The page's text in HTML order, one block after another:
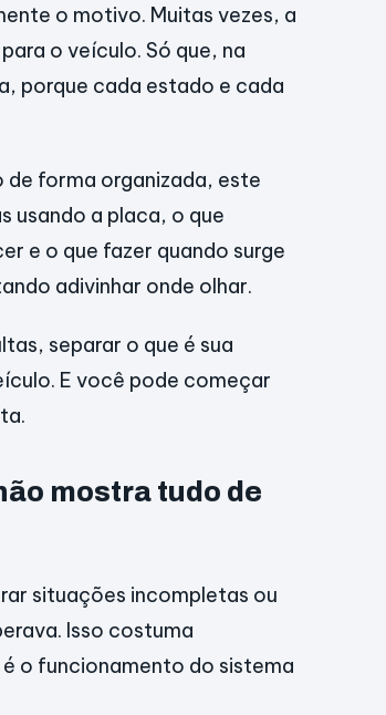
o motivo. Muitas vezes, a
o veículo. Só que, na
porque cada estado e cada
de forma organizada, este
usando a placa, o que
e o que fazer quando surge
adivinhar onde olhar.
separar o que é sua
E você pode começar
mostra tudo de
situações incompletas ou
Isso costuma
o funcionamento do sistema